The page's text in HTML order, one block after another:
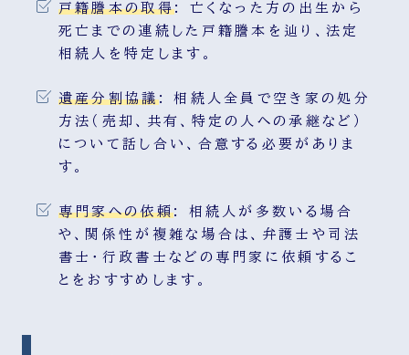
戸籍謄本の取得:
亡くなった方の出生から
死亡までの連続した戸籍謄本を辿り、法定
相続人を特定します。
遺産分割協議:
相続人全員で空き家の処分
方法（売却、共有、特定の人への承継など）
について話し合い、合意する必要がありま
す。
専門家への依頼:
相続人が多数いる場合
や、関係性が複雑な場合は、弁護士や司法
書士・行政書士などの専門家に依頼するこ
とをおすすめします。